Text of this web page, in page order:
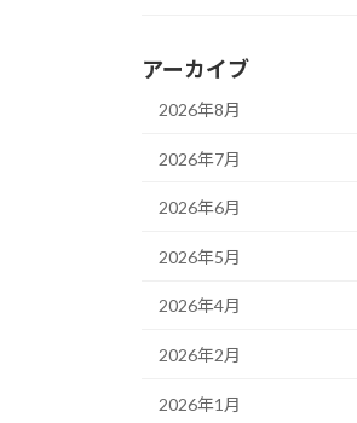
アーカイブ
2026年8月
2026年7月
2026年6月
2026年5月
2026年4月
2026年2月
2026年1月